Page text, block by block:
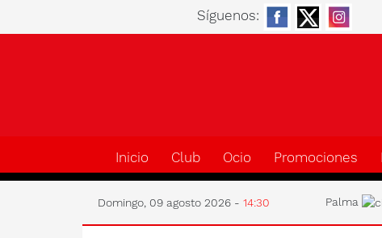
Síguenos:
Inicio Club Ocio Promociones
Domingo, 09 agosto 2026 - 14:30 Palma